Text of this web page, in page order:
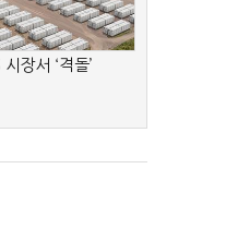
장서 ‘격돌’